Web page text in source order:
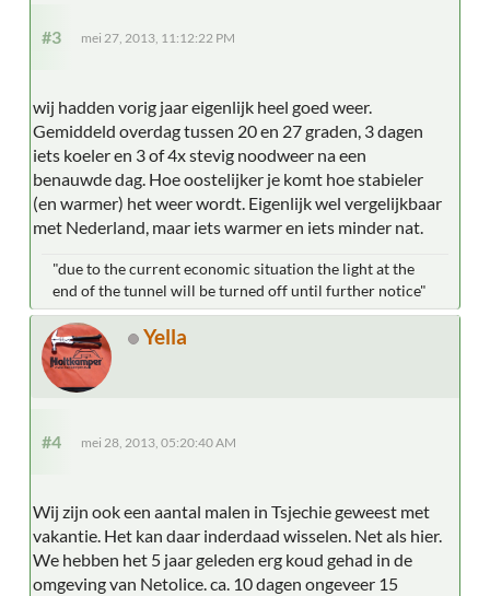
#3 mei 27, 2013, 11:12:22 PM
wij hadden vorig jaar eigenlijk heel goed weer.
Gemiddeld overdag tussen 20 en 27 graden, 3 dagen
iets koeler en 3 of 4x stevig noodweer na een
benauwde dag. Hoe oostelijker je komt hoe stabieler
(en warmer) het weer wordt. Eigenlijk wel vergelijkbaar
met Nederland, maar iets warmer en iets minder nat.
"due to the current economic situation the light at the
end of the tunnel will be turned off until further notice"
Yella
#4 mei 28, 2013, 05:20:40 AM
Wij zijn ook een aantal malen in Tsjechie geweest met
vakantie. Het kan daar inderdaad wisselen. Net als hier.
We hebben het 5 jaar geleden erg koud gehad in de
omgeving van Netolice. ca. 10 dagen ongeveer 15